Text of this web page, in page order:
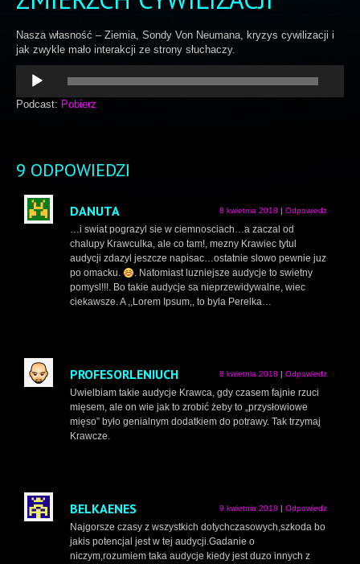
Nasza własność – Ziemia, Sondy Von Neumana, kryzys cywilizacji i
jak zwykle mało interakcji ze strony słuchaczy.
Odtwarzacz
plików
dźwiękowych
Podcast: Pobierz
9 ODPOWIEDZI
DANUTA 8 kwietnia 2018 Odpowiedz
…i swiat pograzyl sie w ciemnosciach…a zaczal od
chalupy Krawculka, ale co tam!, mezny Krawiec tytul
audycji zdazyl jeszcze napisac…ostatnie slowo pewnie juz
po omacku.
. Natomiast luzniejsze audycje to swietny
pomysl!!!. Bo takie audycje sa nieprzewidywalne, wiec
ciekawsze. A ,,Lorem Ipsum,, to byla Perelka…
PROFESORLENIUCH 8 kwietnia 2018 Odpowiedz
Uwielbiam takie audycje Krawca, gdy czasem fajnie rzuci
mięsem, ale on wie jak to zrobić żeby to „przysłowiowe
mięso” było genialnym dodatkiem do potrawy. Tak trzymaj
Krawcze.
BELKAENES 9 kwietnia 2018 Odpowiedz
Najgorsze czasy z wszystkich dotychczasowych,szkoda bo
jakis potencjal jest w tej audycji.Gadanie o
niczym,rozumiem taka audycje kiedy jest duzo innych z